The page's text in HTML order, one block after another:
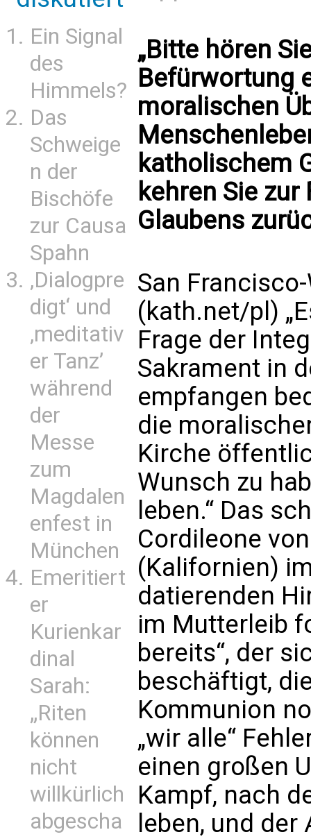
Ein Signal
des
Himmels?
Das
Schweige
n der
Bischöfe
zur Causa
Spahn
‚Dialogpre
digt‘ und
‚meditativ
er Tanz’
während
der
Messe
zum
Magdalen
enfest in
München
Emeritiert
er
Kurienkar
dinal
Sarah:
„Riten
können
nicht
willkürlich
abgescha
„Bitte hören
Befürwortung
moralischen
katholischem
kehren Sie
Glaubens
San
(kath.net/pl)
Frage der
Sakrament in
empfangen
die
Kirche
Wunsch zu
leben.“ Das
Cordileone
(Kalifornien)
datierenden
im Mutterleib
bereits“, der
beschäftigt,
Kommunion
„wir alle“
einen großen
Kampf, nach
leben, und